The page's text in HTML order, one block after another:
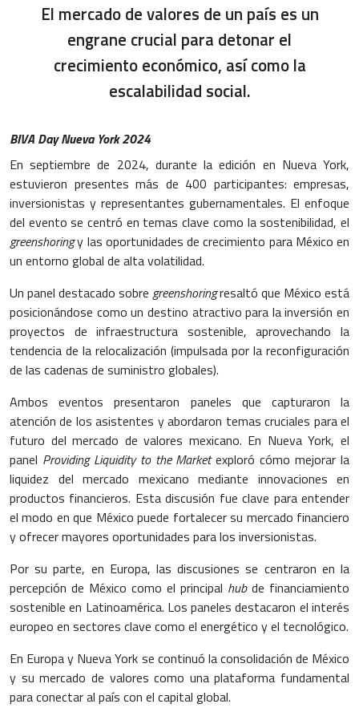
El mercado de valores de un país es un
engrane crucial para detonar el
crecimiento económico, así como la
escalabilidad social.
BIVA Day Nueva York 2024
En septiembre de 2024, durante la edición en Nueva York,
estuvieron presentes más de 400 participantes: empresas,
inversionistas y representantes gubernamentales. El enfoque
del evento se centró en temas clave como la sostenibilidad, el
greenshoringy las oportunidades de crecimiento para México en
un entorno global de alta volatilidad.
Un panel destacado sobre greenshoringresaltó que México está
posicionándose como un destino atractivo para la inversión en
proyectos de infraestructura sostenible, aprovechando la
tendencia de la relocalización (impulsada por la reconfiguración
de las cadenas de suministro globales).
Ambos eventos presentaron paneles que capturaron la
atención de los asistentes y abordaron temas cruciales para el
futuro del mercado de valores mexicano. En Nueva York, el
panel Providing Liquidity to the Marketexploró cómo mejorar la
liquidez del mercado mexicano mediante innovaciones en
productos financieros. Esta discusión fue clave para entender
el modo en que México puede fortalecer su mercado financiero
y ofrecer mayores oportunidades para los inversionistas.
Por su parte, en Europa, las discusiones se centraron en la
percepción de México como el principal hubde financiamiento
sostenible en Latinoamérica. Los paneles destacaron el interés
europeo en sectores clave como el energético y el tecnológico.
En Europa y Nueva York se continuó la consolidación de México
y su mercado de valores como una plataforma fundamental
para conectar al país con el capital global.